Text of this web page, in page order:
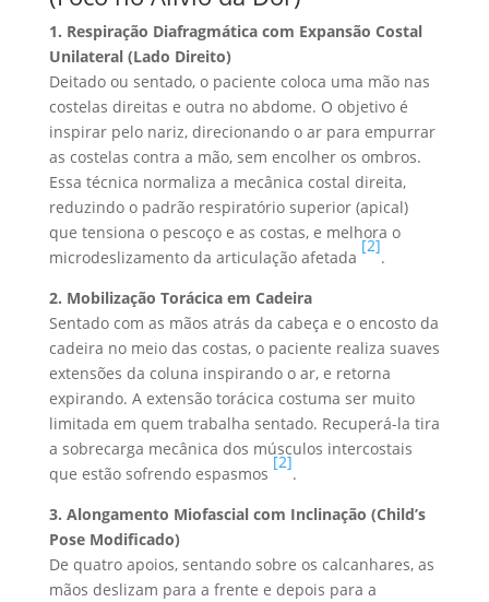
1. Respiração Diafragmática com Expansão Costal
Unilateral (Lado Direito)
Deitado ou sentado, o paciente coloca uma mão nas
costelas direitas e outra no abdome. O objetivo é
inspirar pelo nariz, direcionando o ar para empurrar
as costelas contra a mão, sem encolher os ombros.
Essa técnica normaliza a mecânica costal direita,
reduzindo o padrão respiratório superior (apical)
que tensiona o pescoço e as costas, e melhora o
microdeslizamento da articulação afetada
[2]
.
2. Mobilização Torácica em Cadeira
Sentado com as mãos atrás da cabeça e o encosto da
cadeira no meio das costas, o paciente realiza suaves
extensões da coluna inspirando o ar, e retorna
expirando. A extensão torácica costuma ser muito
limitada em quem trabalha sentado. Recuperá-la tira
a sobrecarga mecânica dos músculos intercostais
que estão sofrendo espasmos
[2]
.
3. Alongamento Miofascial com Inclinação (Child’s
Pose Modificado)
De quatro apoios, sentando sobre os calcanhares, as
mãos deslizam para a frente e depois para a